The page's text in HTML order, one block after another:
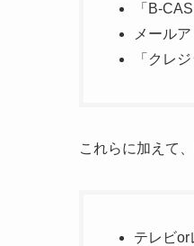
「B-
メール
「クレ
これらに加えて
テレビor